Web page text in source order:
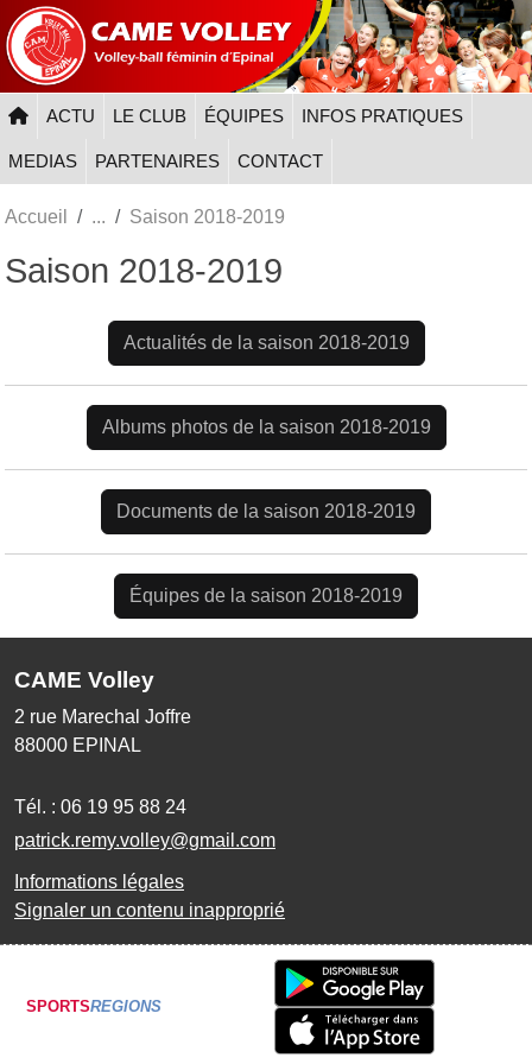
ACTU LE CLUB ÉQUIPES INFOS PRATIQUES
MEDIAS PARTENAIRES CONTACT
Accueil Saison 2018-2019
Saison 2018-2019
Actualités de la saison 2018-2019
Albums photos de la saison 2018-2019
Documents de la saison 2018-2019
Équipes de la saison 2018-2019
CAME Volley
2 rue Marechal Joffre
88000 EPINAL
Tél. : 06 19 95 88 24
patrick.remy.volley@gmail.com
Informations légales
Signaler un contenu inapproprié
SPORTSREGIONS
Panneau de gestion des cookies